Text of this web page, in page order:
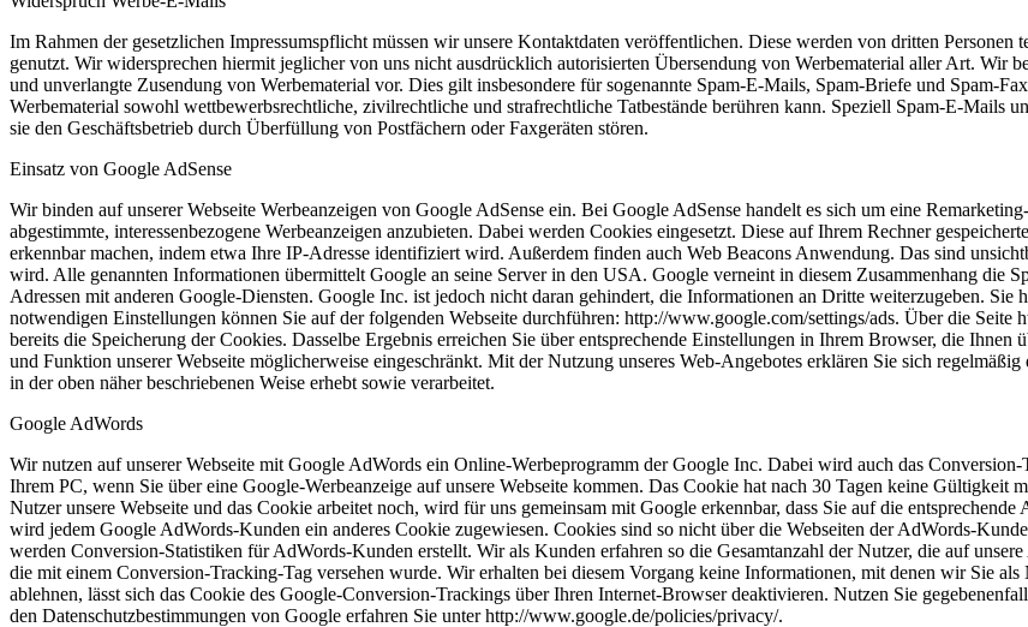
Im Rahmen der gesetzlichen Impressumspflicht müssen wir unsere Kontaktdaten veröffentlichen. Diese werden von dritten
genutzt. Wir widersprechen hiermit jeglicher von uns nicht ausdrücklich autorisierten Übersendung von Werbematerial aller Art. Wir
und unverlangte Zusendung von Werbematerial vor. Dies gilt insbesondere für sogenannte Spam-E-Mails, Spam-Briefe und Spam-
Werbematerial sowohl wettbewerbsrechtliche, zivilrechtliche und strafrechtliche Tatbestände berühren kann. Speziell Spam-E-Mails
sie den Geschäftsbetrieb durch Überfüllung von Postfächern oder Faxgeräten stören.
Einsatz von Google AdSense
Wir binden auf unserer Webseite Werbeanzeigen von Google AdSense ein. Bei Google AdSense handelt es sich um eine
abgestimmte, interessenbezogene Werbeanzeigen anzubieten. Dabei werden Cookies eingesetzt. Diese auf Ihrem Rechner
erkennbar machen, indem etwa Ihre IP-Adresse identifiziert wird. Außerdem finden auch Web Beacons Anwendung. Das sind
wird. Alle genannten Informationen übermittelt Google an seine Server in den USA. Google verneint in diesem Zusammenhang die
Adressen mit anderen Google-Diensten. Google Inc. ist jedoch nicht daran gehindert, die Informationen an Dritte weiterzugeben.
notwendigen Einstellungen können Sie auf der folgenden Webseite durchführen: http://www.google.com/settings/ads. Über die
bereits die Speicherung der Cookies. Dasselbe Ergebnis erreichen Sie über entsprechende Einstellungen in Ihrem Browser, die
und Funktion unserer Webseite möglicherweise eingeschränkt. Mit der Nutzung unseres Web-Angebotes erklären Sie sich
in der oben näher beschriebenen Weise erhebt sowie verarbeitet.
Google AdWords
Wir nutzen auf unserer Webseite mit Google AdWords ein Online-Werbeprogramm der Google Inc. Dabei wird auch das
Ihrem PC, wenn Sie über eine Google-Werbeanzeige auf unsere Webseite kommen. Das Cookie hat nach 30 Tagen keine Gültigkeit
Nutzer unsere Webseite und das Cookie arbeitet noch, wird für uns gemeinsam mit Google erkennbar, dass Sie auf die
wird jedem Google AdWords-Kunden ein anderes Cookie zugewiesen. Cookies sind so nicht über die Webseiten der AdWords-
werden Conversion-Statistiken für AdWords-Kunden erstellt. Wir als Kunden erfahren so die Gesamtanzahl der Nutzer, die auf
die mit einem Conversion-Tracking-Tag versehen wurde. Wir erhalten bei diesem Vorgang keine Informationen, mit denen wir Sie
ablehnen, lässt sich das Cookie des Google-Conversion-Trackings über Ihren Internet-Browser deaktivieren. Nutzen Sie
den Datenschutzbestimmungen von Google erfahren Sie unter http://www.google.de/policies/privacy/.